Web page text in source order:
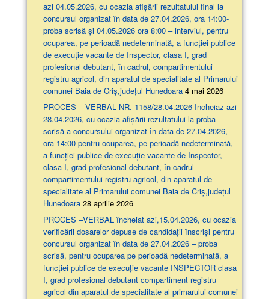
azi 04.05.2026, cu ocazia afişării rezultatului final la
concursul organizat în data de 27.04.2026, ora 14:00-
proba scrisă şi 04.05.2026 ora 8:00 – interviul, pentru
ocuparea, pe perioadă nedeterminată, a funcției publice
de execuție vacante de Inspector, clasa I, grad
profesional debutant, în cadrul, compartimentului
registru agricol, din aparatul de specialitate al Primarului
comunei Baia de Criș,județul Hunedoara 4 mai 2026
PROCES – VERBAL NR. 1158/28.04.2026 Încheiaz azi
28.04.2026, cu ocazia afişării rezultatului la proba
scrisă a concursului organizat în data de 27.04.2026,
ora 14:00 pentru ocuparea, pe perioadă nedeterminată,
a funcției publice de execuție vacante de Inspector,
clasa I, grad profesional debutant, în cadrul
compartimentului registru agricol, din aparatul de
specialitate al Primarului comunei Baia de Criș,județul
Hunedoara 28 aprilie 2026
PROCES –VERBAL încheiat azi,15.04.2026, cu ocazia
verificării dosarelor depuse de candidații înscriși pentru
concursul organizat în data de 27.04.2026 – proba
scrisă, pentru ocuparea pe perioadă nedeterminată, a
funcției publice de execuție vacante INSPECTOR clasa
I, grad profesional debutant compartiment registru
agricol din aparatul de specialitate al primarului comunei